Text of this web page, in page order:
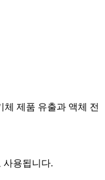
제품 유출과 액체 전
사용됩니다.